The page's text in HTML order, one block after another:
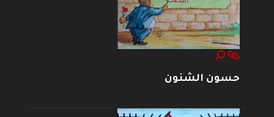
حسون الشنون